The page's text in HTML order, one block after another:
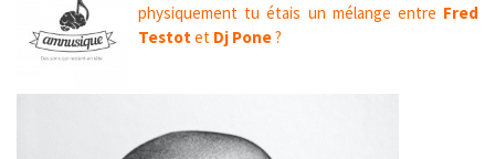
physiquement tu étais un mélange entre Fred
Testotet Dj Pone?